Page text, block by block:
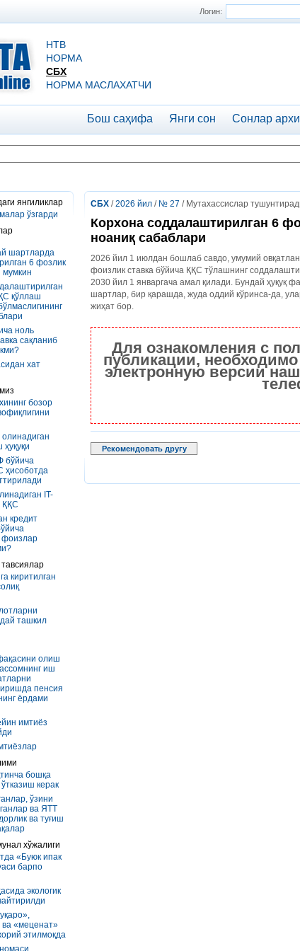
Логин:
НТВ
НОРМА
СБХ
НОРМА МАСЛАХАТЧИ
Бош саҳифа Янги сон Сонлар
янгиликлар
ўзгарди
шартларда
6 фозлик
мумкин
қўллаш
ноль
сақланиб
хат
бозор
ҳуқуқи
бўйича
ҳисоботда
IT-
ҚҚС
кредит
фоизлар
тавсиялар
киритилган
ташкил
олиш
иш
пенсия
ёрдами
имтиёз
бошқа
керак
ўзини
ва ЯТТ
ва туғиш
хўжалиги
«Буюк ипак
барпо
экологик
ва «меценат»
этилмоқда
СБХ /2026 йил / № 27 / Мутахассислар
Корхона соддалаштирилган 6
ноаниқ сабаблари
2026 йил 1 июлдан бошлаб савдо, умумий
фоизлик ставка бўйича ҚҚС тўлашнинг
2030 йил 1 январгача амал қилади. Бундай ҳуқуқ
шартлар, бир қарашда, жуда оддий кўринса-да,
жиҳат бор.
Для ознакомления с
публикации,
электронную версии
Рекомендовать другу